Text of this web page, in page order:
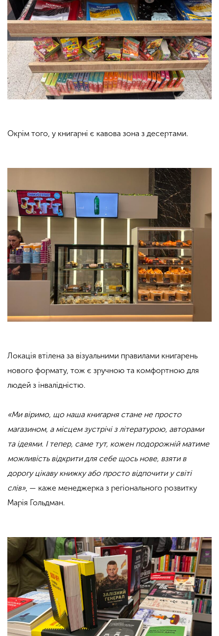
Окрім того, у книгарні є кавова зона з десертами.
Локація втілена за візуальними правилами книгарень
нового формату, тож є зручною та комфортною для
людей з інвалідністю.
«Ми віримо, що наша книгарня стане не просто
магазином, а місцем зустрічі з літературою, авторами
та ідеями. І тепер, саме тут, кожен подорожній матиме
можливість відкрити для себе щось нове, взяти в
дорогу цікаву книжку або просто відпочити у світі
слів», — каже менеджерка з регіонального розвитку
Марія Гольдман.